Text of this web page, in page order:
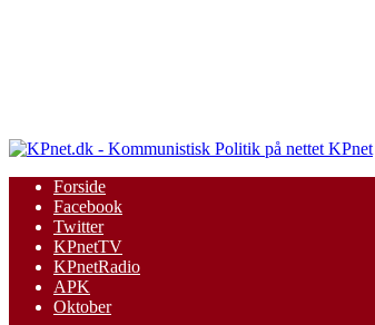
KPnet
Forside
Facebook
Twitter
KPnetTV
KPnetRadio
APK
Oktober